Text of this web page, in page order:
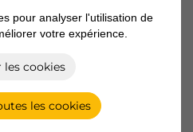
pour analyser l'utilisation de
votre expérience.
les cookies
les cookies